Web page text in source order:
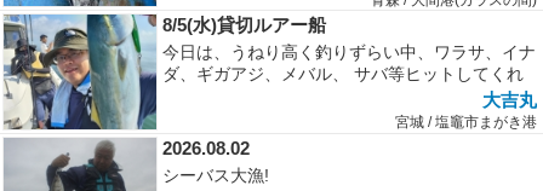
8/5(水)貸切ルアー船
今日は、うねり高く釣りずらい中、ワラサ、イナ
ダ、ギガアジ、メバル、 サバ等ヒットしてくれ
大吉丸
宮城 / 塩竈市まがき港
2026.08.02
シーバス大漁!